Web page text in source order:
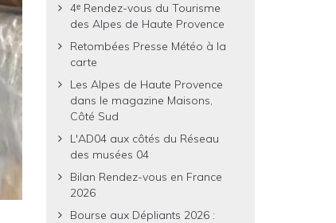
4ᵉ Rendez-vous du Tourisme
des Alpes de Haute Provence
Retombées Presse Météo à la
carte
Les Alpes de Haute Provence
dans le magazine Maisons,
Côté Sud
L'AD04 aux côtés du Réseau
des musées 04
Bilan Rendez-vous en France
2026
Bourse aux Dépliants 2026 :